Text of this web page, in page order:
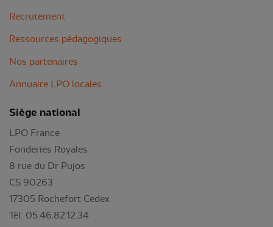
Recrutement
Ressources pédagogiques
Nos partenaires
Annuaire LPO locales
Siège national
LPO France
Fonderies Royales
8 rue du Dr Pujos
CS 90263
17305 Rochefort Cedex
Tél: 05.46.82.12.34